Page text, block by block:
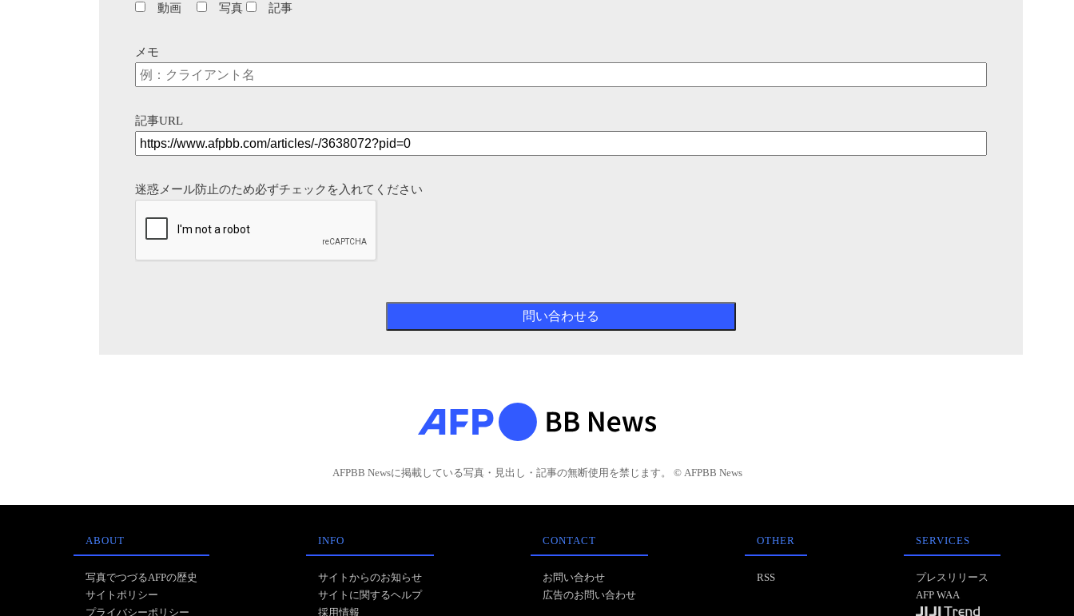
動画
写真 記事
メモ
記事URL
迷惑メール防止のため必ずチェックを入れてください
AFPBB Newsに掲載している写真・見出し・記事の無断使用を禁じます。 © AFPBB News
ABOUT
写真でつづるAFPの歴史
サイトポリシー
プライバシーポリシー
INFO
サイトからのお知らせ
サイトに関するヘルプ
採用情報
CONTACT
お問い合わせ
広告のお問い合わせ
OTHER
RSS
SERVICES
プレスリリース
AFP WAA